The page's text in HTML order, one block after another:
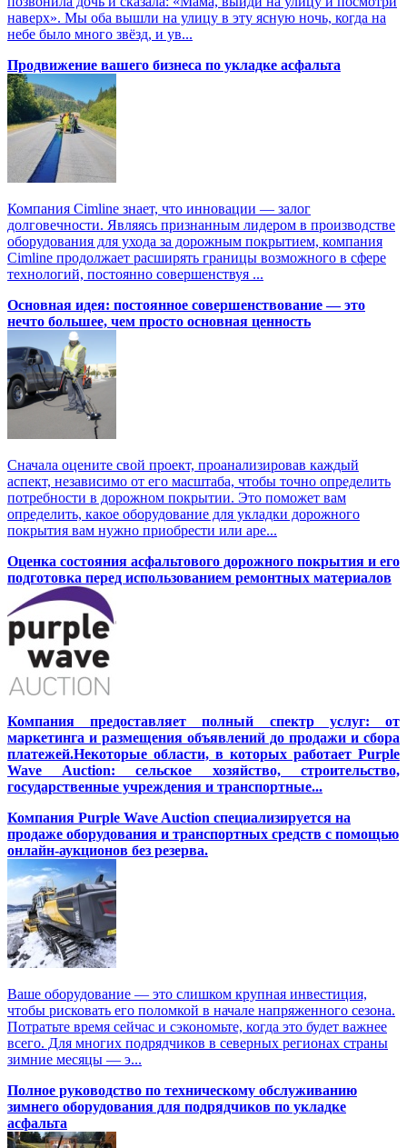
наверх». Мы оба вышли на улицу в эту ясную ночь, когда на
небе было много звёзд, и ув...
Продвижение вашего бизнеса по укладке асфальта
Компания Cimline знает, что инновации — залог
долговечности. Являясь признанным лидером в производстве
оборудования для ухода за дорожным покрытием, компания
Cimline продолжает расширять границы возможного в сфере
технологий, постоянно совершенствуя ...
Основная идея: постоянное совершенствование — это
нечто большее, чем просто основная ценность
Сначала оцените свой проект, проанализировав каждый
аспект, независимо от его масштаба, чтобы точно определить
потребности в дорожном покрытии. Это поможет вам
определить, какое оборудование для укладки дорожного
покрытия вам нужно приобрести или аре...
Оценка состояния асфальтового дорожного покрытия и его
подготовка перед использованием ремонтных материалов
Компания предоставляет полный спектр услуг: от
маркетинга и размещения объявлений до продажи и сбора
платежей.Некоторые области, в которых работает Purple
Wave Auction: сельское хозяйство, строительство,
государственные учреждения и транспортные...
Компания Purple Wave Auction специализируется на
продаже оборудования и транспортных средств с помощью
онлайн-аукционов без резерва.
Ваше оборудование — это слишком крупная инвестиция,
чтобы рисковать его поломкой в начале напряженного сезона.
Потратьте время сейчас и сэкономьте, когда это будет важнее
всего. Для многих подрядчиков в северных регионах страны
зимние месяцы — э...
Полное руководство по техническому обслуживанию
зимнего оборудования для подрядчиков по укладке
асфальта